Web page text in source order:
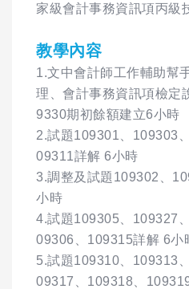
家級會計事務資訊項丙級
教學內容
1.文中會計師工作輔助幫
理、會計事務資訊項檢定
9330期初餘額建立6小時
2.試題109301、109303
09311詳解 6小時
3.調整及試題109302、
小時
4.試題109305、109327
09306、109315詳解 6小
5.試題109310、109313
09317、109318、